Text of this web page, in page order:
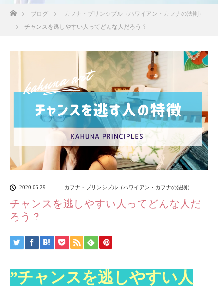
ホームブログ
カフナ・プリンシプル（ハワイアン・カフナの法則）
チャンスを逃しやすい人ってどんな人だろう？
2020.06.29 カフナ・プリンシプル（ハワイアン・カフナの法則）
チャンスを逃しやすい人ってどんな人だ
ろう？
”チャンスを逃しやすい人